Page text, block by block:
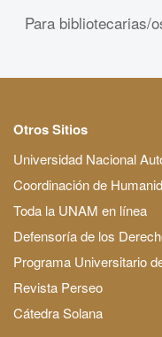
Para bibliotecarias/
Otros Sitios
Universidad Nacional
Coordinación de
Toda la UNAM en línea
Defensoría de los
Programa Universitario
Revista Perseo
Cátedra Solana